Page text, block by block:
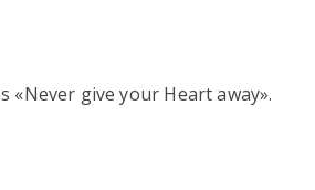
«Never give your Heart away».